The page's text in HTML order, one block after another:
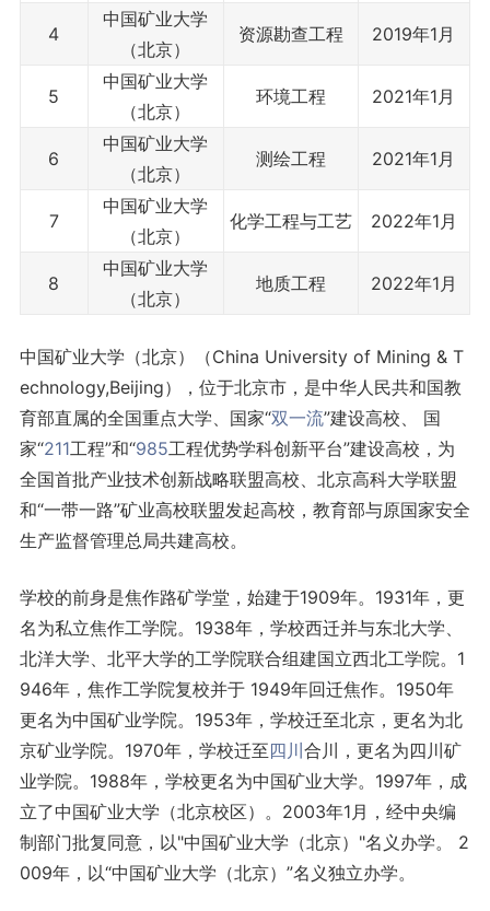
4
中国矿业大学
（北京）
资源勘查工程 2019年1月
5
中国矿业大学
（北京）
环境工程 2021年1月
6
中国矿业大学
（北京）
测绘工程 2021年1月
7
中国矿业大学
（北京）
化学工程与工艺 2022年1月
8
中国矿业大学
（北京）
地质工程 2022年1月
中国矿业大学（北京）（China University of Mining & T
echnology,Beijing），位于北京市，是中华人民共和国教
育部直属的全国重点大学、国家“双一流”建设高校、 国
家“211工程”和“985工程优势学科创新平台”建设高校，为
全国首批产业技术创新战略联盟高校、北京高科大学联盟
和“一带一路”矿业高校联盟发起高校，教育部与原国家安全
生产监督管理总局共建高校。
学校的前身是焦作路矿学堂，始建于1909年。1931年，更
名为私立焦作工学院。1938年，学校西迁并与东北大学、
北洋大学、北平大学的工学院联合组建国立西北工学院。1
946年，焦作工学院复校并于 1949年回迁焦作。1950年
更名为中国矿业学院。1953年，学校迁至北京，更名为北
京矿业学院。1970年，学校迁至四川 合川，更名为四川矿
业学院。1988年，学校更名为中国矿业大学。1997年，成
立了中国矿业大学（北京校区）。2003年1月，经中央编
制部门批复同意，以"中国矿业大学（北京）"名义办学。 2
009年，以“中国矿业大学（北京）”名义独立办学。